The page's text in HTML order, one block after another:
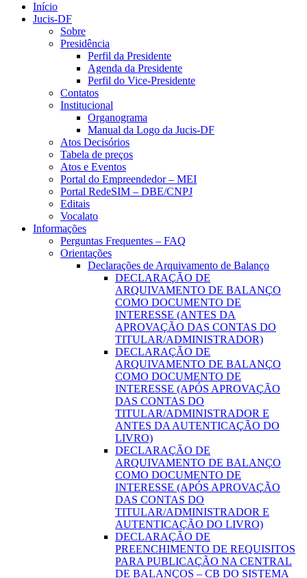
Início
Jucis-DF
Sobre
Presidência
Perfil da Presidente
Agenda da Presidente
Perfil do Vice-Presidente
Contatos
Institucional
Organograma
Manual da Logo da Jucis-DF
Atos Decisórios
Tabela de preços
Atos e Eventos
Portal do Empreendedor – MEI
Portal RedeSIM – DBE/CNPJ
Editais
Vocalato
Informações
Perguntas Frequentes – FAQ
Orientações
Declarações de Arquivamento de Balanço
DECLARAÇÃO DE
ARQUIVAMENTO DE BALANÇO
COMO DOCUMENTO DE
INTERESSE (ANTES DA
APROVAÇÃO DAS CONTAS DO
TITULAR/ADMINISTRADOR)
DECLARAÇÃO DE
ARQUIVAMENTO DE BALANÇO
COMO DOCUMENTO DE
INTERESSE (APÓS APROVAÇÃO
DAS CONTAS DO
TITULAR/ADMINISTRADOR E
ANTES DA AUTENTICAÇÃO DO
LIVRO)
DECLARAÇÃO DE
ARQUIVAMENTO DE BALANÇO
COMO DOCUMENTO DE
INTERESSE (APÓS APROVAÇÃO
DAS CONTAS DO
TITULAR/ADMINISTRADOR E
AUTENTICAÇÃO DO LIVRO)
DECLARAÇÃO DE
PREENCHIMENTO DE REQUISITOS
PARA PUBLICAÇÃO NA CENTRAL
DE BALANÇOS – CB DO SISTEMA